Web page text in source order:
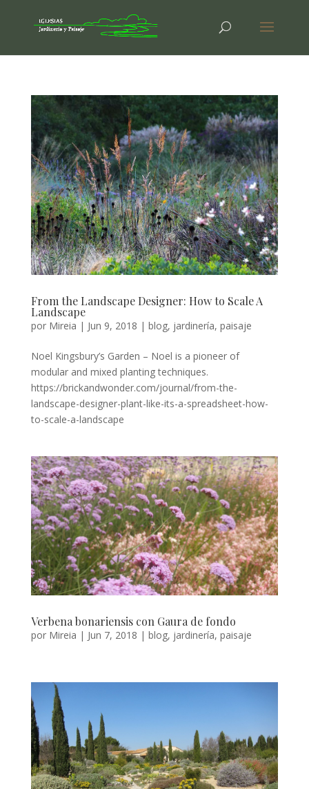
From the Landscape Designer: How to Scale A
Landscape
por Mireia | Jun 9, 2018 | blog, jardinería, paisaje
Noel Kingsbury’s Garden – Noel is a pioneer of
modular and mixed planting techniques.
https://brickandwonder.com/journal/from-the-
landscape-designer-plant-like-its-a-spreadsheet-how-
to-scale-a-landscape
Verbena bonariensis con Gaura de fondo
por Mireia | Jun 7, 2018 | blog, jardinería, paisaje